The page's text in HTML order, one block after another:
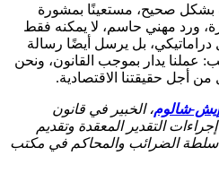
بشكل صحيح، مستعينًا بمشورة
ورد مهني حاسم، لا يمكنه فقط
دراماتيكي، بل يرسل أيضًا رسالة
يدار بموجب القانون، ونحن
من أجل حقيقتنا الاقتصادية.
إيش-شالوم، الخبير في قانون
التقدير المعقدة وتقديم
سلطة الضرائب والمحاكم في مكتب